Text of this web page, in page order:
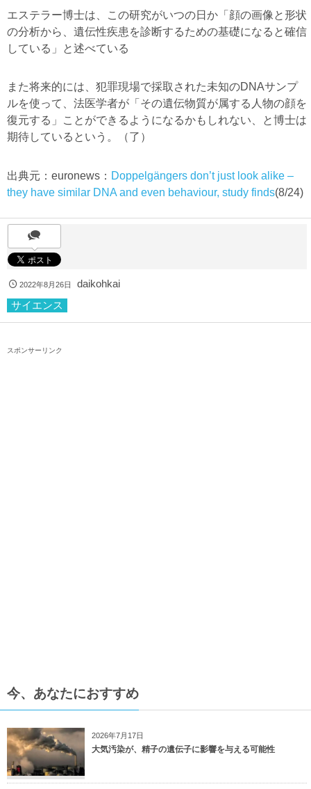
エステラー博士は、この研究がいつの日か「顔の画像と形状
の分析から、遺伝性疾患を診断するための基礎になると確信
している」と述べている
また将来的には、犯罪現場で採取された未知のDNAサンプ
ルを使って、法医学者が「その遺伝物質が属する人物の顔を
復元する」ことができるようになるかもしれない、と博士は
期待しているという。（了）
出典元：euronews： Doppelgängers don’t just look alike –
they have similar DNA and even behaviour, study finds(8/24)
2022年8月26日
daikohkai
サイエンス
スポンサーリンク
今、あなたにおすすめ
2026年7月17日
大気汚染が、精子の遺伝子に影響を与える可能性